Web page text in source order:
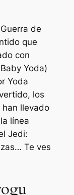
Guerra de
que
con
Yoda)
Yoda
los
llevado
línea
Jedi:
Te ves